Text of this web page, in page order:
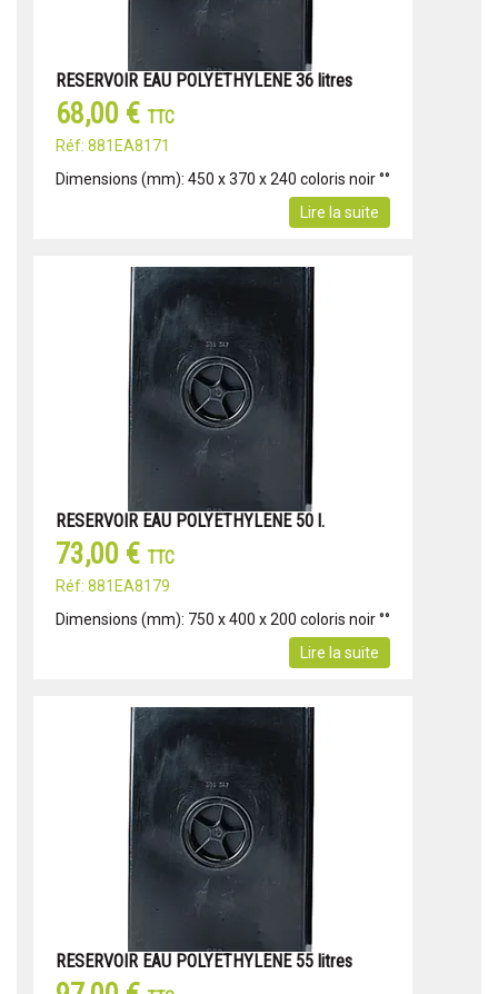
RESERVOIR EAU POLYETHYLENE 36 litres
68,00 € TTC
Réf: 881EA8171
Dimensions (mm): 450 x 370 x 240 coloris noir °°
Lire la suite
RESERVOIR EAU POLYETHYLENE 50 l.
73,00 € TTC
Réf: 881EA8179
Dimensions (mm): 750 x 400 x 200 coloris noir °°
Lire la suite
RESERVOIR EAU POLYETHYLENE 55 litres